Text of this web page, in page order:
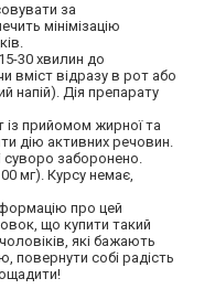
за
мінімізацію
30 хвилин до
вміст відразу в рот або
напій). Дія препарату
прийомом жирної та
дію активних речовин.
суворо заборонено.
мг). Курсу немає,
про цей
що купити такий
які бажають
повернути собі радість